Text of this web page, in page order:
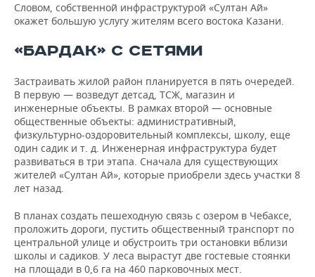
Словом, собственной инфраструктурой «Султан Ай»
окажет большую услугу жителям всего востока Казани.
«БАРДАК» С СЕТЯМИ
Застраивать жилой район планируется в пять очередей.
В первую — возведут детсад, ТСЖ, магазин и
инженерные объекты. В рамках второй — основные
общественные объекты: административный,
физкультурно-оздоровительный комплексы, школу, еще
один садик и т. д. Инженерная инфраструктура будет
развиваться в три этапа. Сначала для существующих
жителей «Султан Ай», которые приобрели здесь участки 8
лет назад.
В планах создать пешеходную связь с озером в Чебаксе,
проложить дороги, пустить общественный транспорт по
центральной улице и обустроить три остановки вблизи
школы и садиков. У леса вырастут две гостевые стоянки
на площади в 0,6 га на 460 парковочных мест.